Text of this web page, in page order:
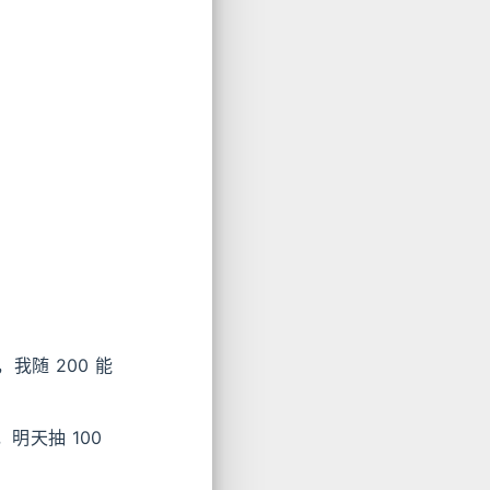
我随 200 能
明天抽 100